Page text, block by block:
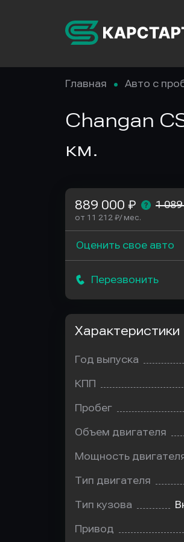
Главная Авто с
Changan
км.
889 000 ₽ 1
от 11 212 ₽/ мес.
Оценить свое авто
Перезвонить
Характеристики
Год выпуска
КПП
Пробег
Объем двигателя
Мощность
Тип двигателя
Тип кузова
Привод